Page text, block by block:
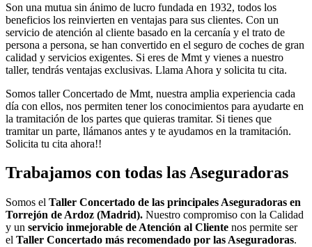
Son una mutua sin ánimo de lucro fundada en 1932, todos los
beneficios los reinvierten en ventajas para sus clientes. Con un
servicio de atención al cliente basado en la cercanía y el trato de
persona a persona, se han convertido en el seguro de coches de gran
calidad y servicios exigentes. Si eres de Mmt y vienes a nuestro
taller, tendrás ventajas exclusivas. Llama Ahora y solicita tu cita.
Somos taller Concertado de Mmt, nuestra amplia experiencia cada
día con ellos, nos permiten tener los conocimientos para ayudarte en
la tramitación de los partes que quieras tramitar. Si tienes que
tramitar un parte, llámanos antes y te ayudamos en la tramitación.
Solicita tu cita ahora!!
Trabajamos con todas las Aseguradoras
Somos el Taller Concertado de las principales Aseguradoras en
Torrejón de Ardoz (Madrid). Nuestro compromiso con la Calidad
y un servicio inmejorable de Atención al Cliente nos permite ser
el Taller Concertado más recomendado por las Aseguradoras.